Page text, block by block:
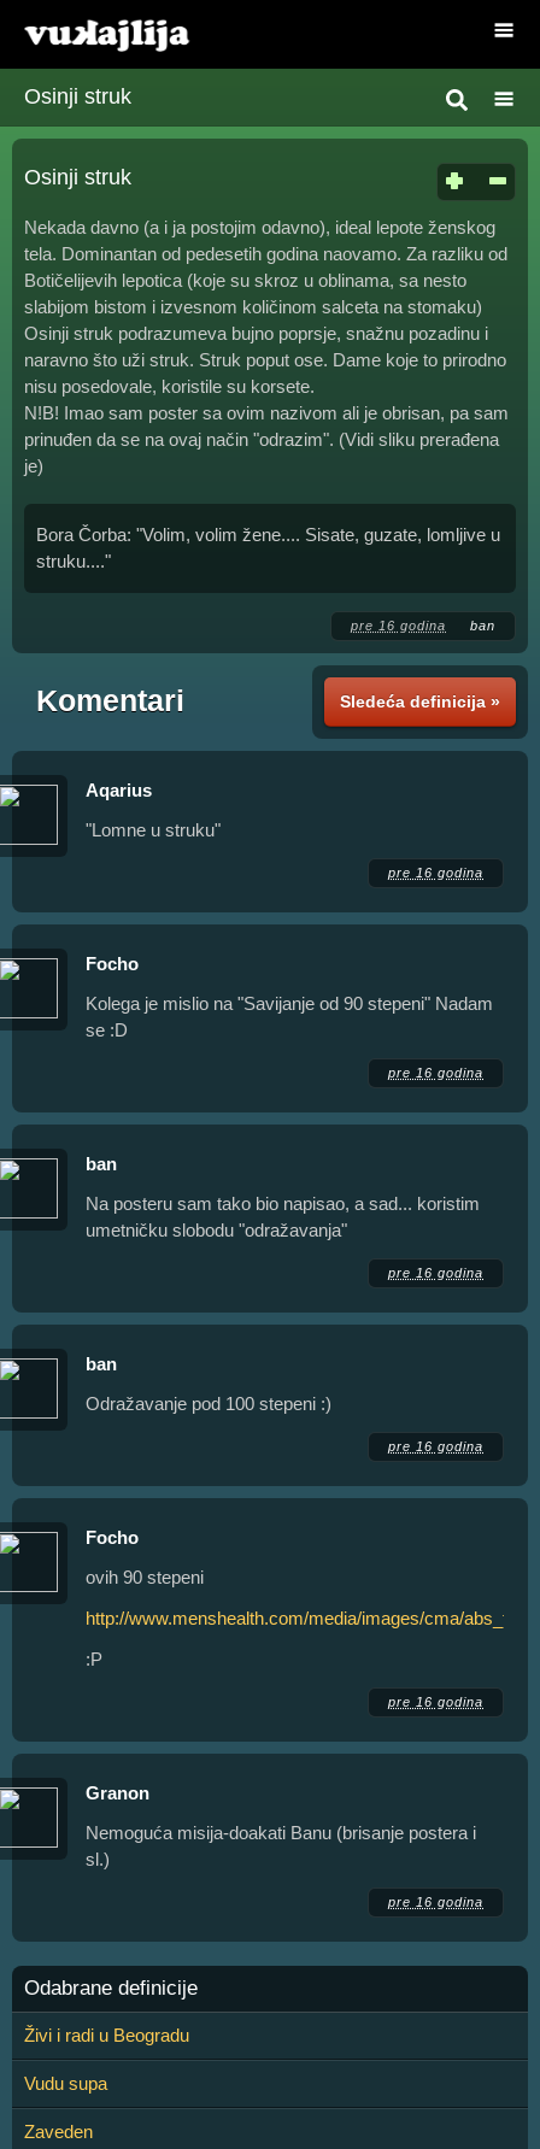
Osinji struk
Osinji struk
Nekada davno (a i ja postojim odavno), ideal lepote ženskog
tela. Dominantan od pedesetih godina naovamo. Za razliku od
Botičelijevih lepotica (koje su skroz u oblinama, sa nesto
slabijom bistom i izvesnom količinom salceta na stomaku)
Osinji struk podrazumeva bujno poprsje, snažnu pozadinu i
naravno što uži struk. Struk poput ose. Dame koje to prirodno
nisu posedovale, koristile su korsete.
N!B! Imao sam poster sa ovim nazivom ali je obrisan, pa sam
prinuđen da se na ovaj način "odrazim". (Vidi sliku prerađena
je)
Bora Čorba: "Volim, volim žene.... Sisate, guzate, lomljive u
struku...."
pre 16 godina ban
Sledeća definicija »
Komentari
Aqarius
"Lomne u struku"
pre 16 godina
Focho
Kolega je mislio na "Savijanje od 90 stepeni" Nadam
se :D
pre 16 godina
ban
Na posteru sam tako bio napisao, a sad... koristim
umetničku slobodu "odražavanja"
pre 16 godina
ban
Odražavanje pod 100 stepeni :)
pre 16 godina
Focho
ovih 90 stepeni
http://www.menshealth.com/media/images/cma/
:P
pre 16 godina
Granon
Nemoguća misija-doakati Banu (brisanje postera i
sl.)
pre 16 godina
Odabrane definicije
Živi i radi u Beogradu
Vudu supa
Zaveden